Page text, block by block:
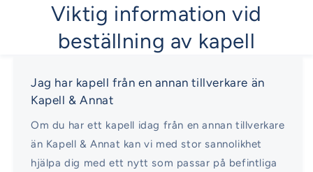
Viktig information vid
beställning av kapell
Jag har kapell från en annan tillverkare än
Kapell & Annat
Om du har ett kapell idag från en annan tillverkare
än Kapell & Annat kan vi med stor sannolikhet
hjälpa dig med ett nytt som passar på befintliga